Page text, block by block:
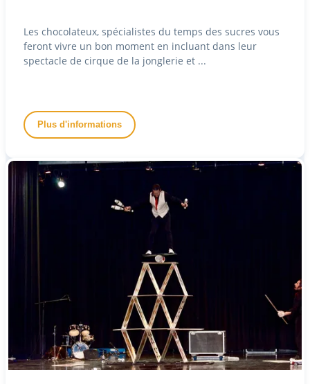
Les chocolateux, spécialistes du temps des sucres vous
feront vivre un bon moment en incluant dans leur
spectacle de cirque de la jonglerie et ...
Plus d'informations